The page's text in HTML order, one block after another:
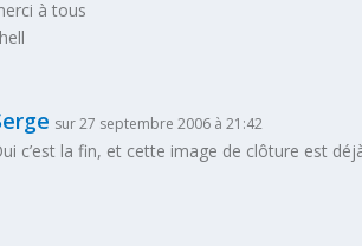
à tous
sur 27 septembre 2006 à 21:42
c’est la fin, et cette image de clôture est